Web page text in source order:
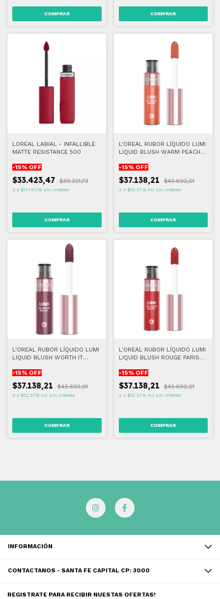
LOREAL LABIAL - INFALLIBLE
MATTE RESISTANCE 500
-15% OFF
$33.423,47 $39.321,73
3 x $11.141,16 sin interés
COMPRAR
L'OREAL RUBOR LÍQUIDO LUMI
LIQUID BLUSH WARM PEACH
-15% OFF
$37.138,21 $43.692,01
3 x $12.379,40 sin interés
COMPRAR
L'OREAL RUBOR LÍQUIDO LUMI
LIQUID BLUSH WORTH IT
-15% OFF
$37.138,21 $43.692,01
3 x $12.379,40 sin interés
COMPRAR
L'OREAL RUBOR LÍQUIDO LUMI
LIQUID BLUSH ROUGE PARIS
-15% OFF
$37.138,21 $43.692,01
3 x $12.379,40 sin interés
COMPRAR
INFORMACIÓN
CONTACTANOS - SANTA FE CAPITAL CP: 3000
REGISTRATE PARA RECIBIR NUESTAS OFERTAS!